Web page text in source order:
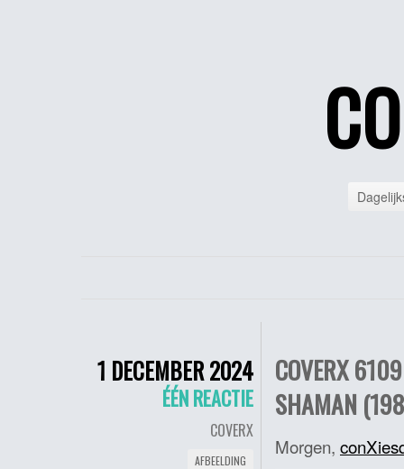
1 DECEMBER 2024
ÉÉN REACTIE
COVERX
AFBEELDING
COVERX
SHAMAN
Morgen,